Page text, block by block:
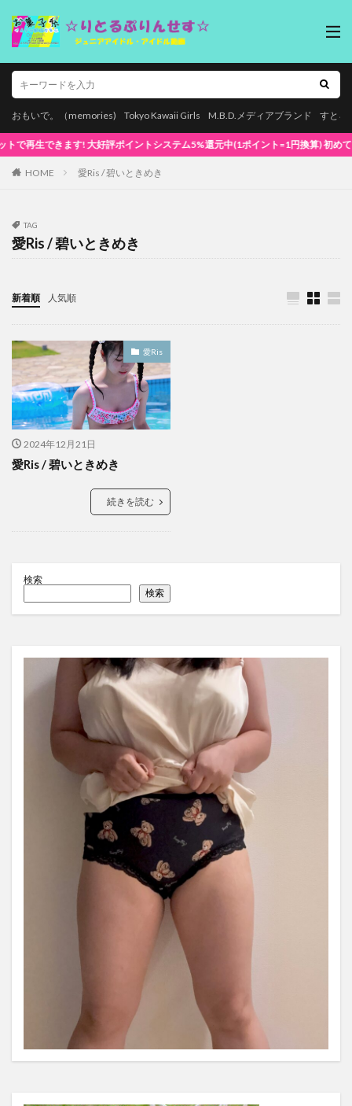
おもいで。（memories) Tokyo Kawaii Girls M.B.D.メディアブランド すとろ
大好評ポイントシステム5%還元中(1ポイント=1円換算) 初めてでも安心な簡単
HOME 愛Ris / 碧いときめき
TAG
愛Ris / 碧いときめき
新着順 人気順
愛Ris
2024年12月21日
愛Ris / 碧いときめき
続きを読む
検索
検索